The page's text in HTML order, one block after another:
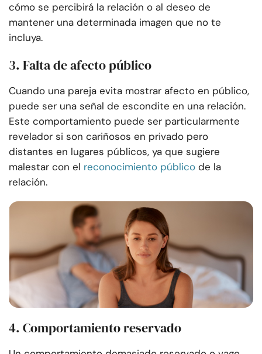
cómo se percibirá la relación o al deseo de
mantener una determinada imagen que no te
incluya.
3. Falta de afecto público
Cuando una pareja evita mostrar afecto en público,
puede ser una señal de escondite en una relación.
Este comportamiento puede ser particularmente
revelador si son cariñosos en privado pero
distantes en lugares públicos, ya que sugiere
malestar con el reconocimiento público de la
relación.
4. Comportamiento reservado